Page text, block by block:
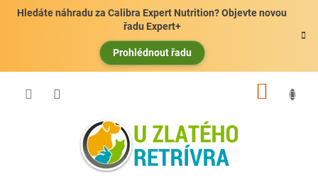
Hledáte náhradu za Calibra Expert Nutrition? Objevte novou
řadu Expert+
Prohlédnout řadu